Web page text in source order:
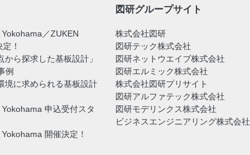
／ZUKEN
！
から探求した基板設計」
例
境に求められる基板設計
申込受付スタ
開催決定！
図研グループサイト
株式会社図研
図研テック株式会社
図研ネットウエイブ株式会社
図研エルミック株式会社
株式会社図研プリサイト
図研アルファテック株式会社
図研モデリンクス株式会社
ビジネスエンジニアリング株式会社